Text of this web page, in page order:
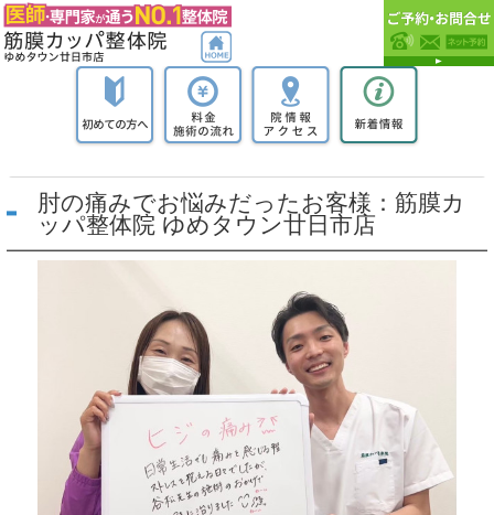
肘の痛みでお悩みだったお客様：筋膜カ
ッパ整体院 ゆめタウン廿日市店